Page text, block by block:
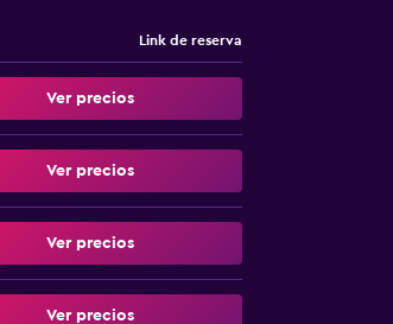
Link de reserva
Ver precios
Ver precios
Ver precios
Ver precios